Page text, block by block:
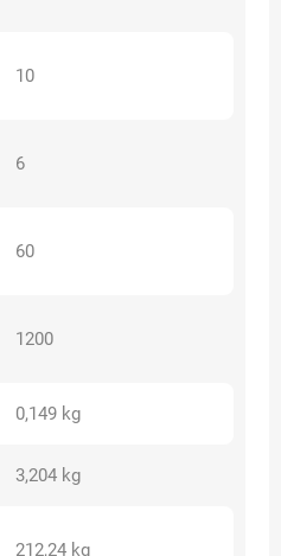
10
6
60
1200
0,149 kg
3,204 kg
212,24 kg